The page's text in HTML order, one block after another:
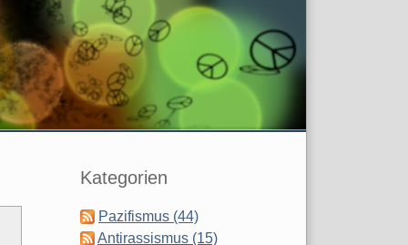
Seitenleiste
Kategorien
Pazifismus (44)
Antirassismus (15)